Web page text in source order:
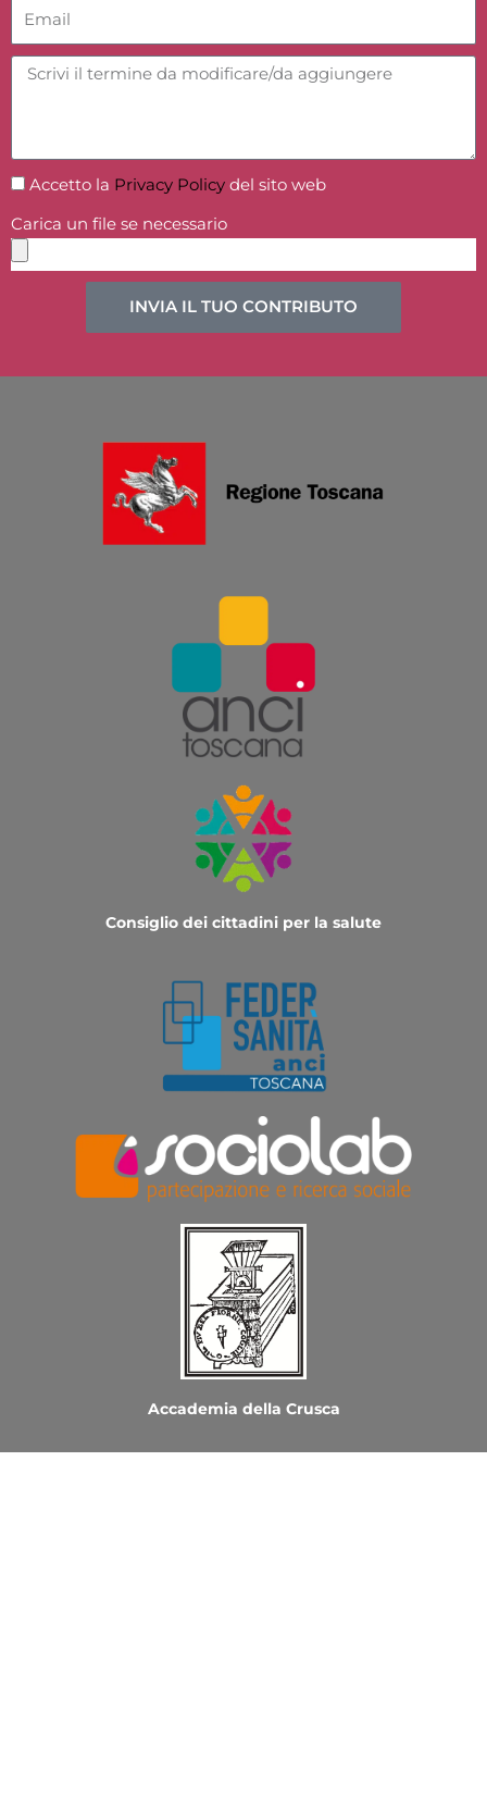
Accetto la Privacy Policy del sito web
Carica un file se necessario
INVIA IL TUO CONTRIBUTO
Consiglio dei cittadini per la salute
Accademia della Crusca